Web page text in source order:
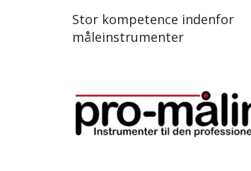
Stor kompetence indenfor
måleinstrumenter